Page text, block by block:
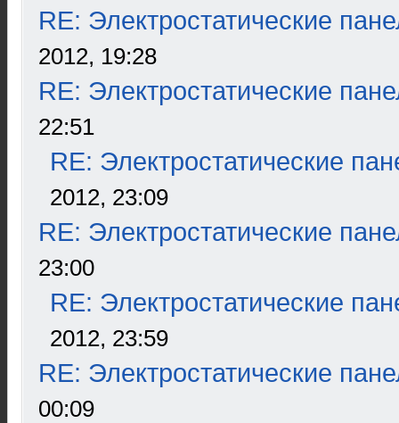
RE: Электростатические
2012, 19:28
RE: Электростатические
22:51
RE: Электростатические
2012, 23:09
RE: Электростатические
23:00
RE: Электростатические
2012, 23:59
RE: Электростатические
00:09